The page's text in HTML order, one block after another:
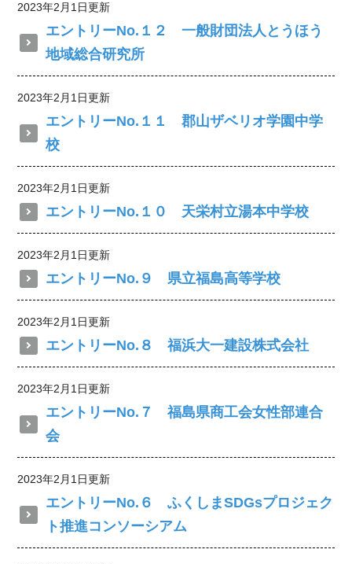
2023年2月1日更新
エントリーNo.１２ 一般財団法人とうほう
地域総合研究所
2023年2月1日更新
エントリーNo.１１ 郡山ザベリオ学園中学
校
2023年2月1日更新
エントリーNo.１０ 天栄村立湯本中学校
2023年2月1日更新
エントリーNo.９ 県立福島高等学校
2023年2月1日更新
エントリーNo.８ 福浜大一建設株式会社
2023年2月1日更新
エントリーNo.７ 福島県商工会女性部連合
会
2023年2月1日更新
エントリーNo.６ ふくしまSDGsプロジェク
ト推進コンソーシアム